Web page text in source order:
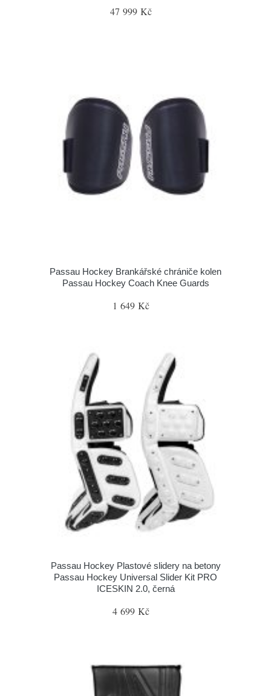
47 999 Kč
Passau Hockey Brankářské chrániče kolen
Passau Hockey Coach Knee Guards
1 649 Kč
Passau Hockey Plastové slidery na betony
Passau Hockey Universal Slider Kit PRO
ICESKIN 2.0, černá
4 699 Kč